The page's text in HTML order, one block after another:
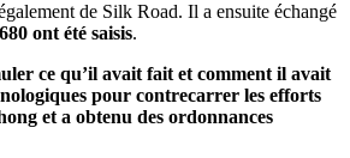
de Silk Road. Il a ensuite échangé
ont été saisis.
ce qu’il avait fait et comment il avait
pour contrecarrer les efforts
et a obtenu des ordonnances